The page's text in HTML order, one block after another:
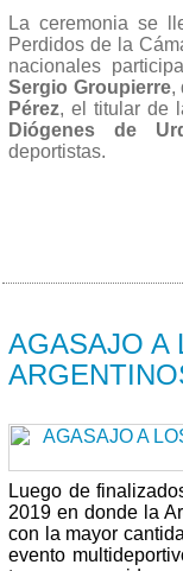
La ceremonia se
Perdidos de la
nacionales
Sergio Groupierre,
Pérez, el titular de
Diógenes de
deportistas.
AGASAJO A
Luego de
2019 en donde la
con la mayor
evento